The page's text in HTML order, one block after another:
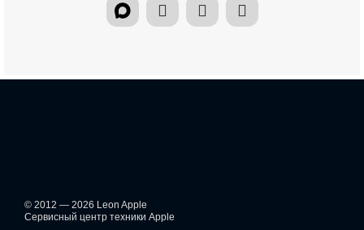
© 2012 — 2026 Leon Apple
Сервисный центр техники Apple